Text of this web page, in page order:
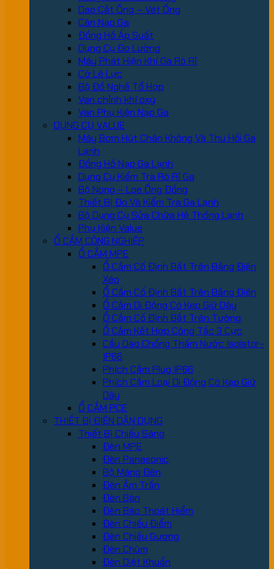
Dao Cắt Ống – Vét Ống
Cân Nạp Ga
Đồng Hồ Áp Suất
Dụng Cụ Đo Lường
Máy Phát Hiện Khí Ga Rò Rỉ
Cờ Lê Lực
Bộ Đồ Nghề Tổ Hợp
Van chỉnh khí oxy
Van Phụ Kiện Nạp Ga
DỤNG CỤ VALUE
Máy Bơm Hút Chân Không Và Thu Hồi Ga
Lạnh
Đồng Hồ Nạp Ga Lạnh
Dụng Cụ Kiểm Tra Rò Rỉ Ga
Bộ Nong – Loe Ống Đồng
Thiết Bị Đo Và Kiểm Tra Ga Lạnh
Bộ Dụng Cụ Sửa Chữa Hệ Thống Lạnh
Phụ Kiện Value
Ổ CẮM CÔNG NGHIỆP
Ổ CẮM MPE
Ổ Cắm Cố Định Bắt Trên Bảng Điện
Xéo
Ổ Cắm Cố Định Bắt Trên Bảng Điện
Ổ Cắm Di Động Có Kẹp Giữ Dây
Ổ Cắm Cố Định Bắt Trên Tường
Ổ Cắm Kết Hợp Công Tắc 3 Cực
Cầu Dao Chống Thấm Nước Isolator-
IP66
Phích Cắm Plug IP66
Phích Cắm Loại Di Động Có Kẹp Giữ
Dây
Ổ CẮM PCE
THIẾT BỊ ĐIỆN DÂN DỤNG
Thiết Bị Chiếu Sáng
Đèn MPE
Đèn Panasonic
Bộ Máng Đèn
Đèn Âm Trần
Đèn Bàn
Đèn Báo Thoát Hiểm
Đèn Chiếu Điểm
Đèn Chiếu Gương
Đèn Chùm
Đèn Diệt Khuẩn